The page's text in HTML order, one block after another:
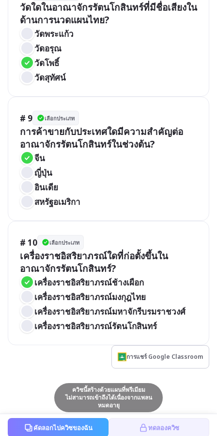
วัดใดในอาณาจักรรัตนโกสินทร์ที่มีชื่อเสียงใน
ด้านการนวดแผนไทย?
วัดพระแก้ว
วัดอรุณ
วัดโพธิ์
วัดสุทัศน์
# 9 เลือกประเภท
การค้าขายกับประเทศใดมีความสำคัญต่อ
อาณาจักรรัตนโกสินทร์ในช่วงต้น?
จีน
ญี่ปุ่น
อินเดีย
สหรัฐอเมริกา
# 10 เลือกประเภท
เครื่องราชอิสริยาภรณ์ใดที่ก่อตั้งขึ้นใน
อาณาจักรรัตนโกสินทร์?
เครื่องราชอิสริยาภรณ์ช้างเผือก
เครื่องราชอิสริยาภรณ์มงกุฎไทย
เครื่องราชอิสริยาภรณ์มหาจักรีบรมราชวงศ์
เครื่องราชอิสริยาภรณ์รัตนโกสินทร์
การแชร์ Google Classroom
ควิซนี้สร้างด้วยแผนที่พรีเมียม
ไม่สามารถเข้าถึงได้เนื่องจากแพลน
หมดอายุ
คัดลอกไปควิซของฉัน ทดลองควิซ